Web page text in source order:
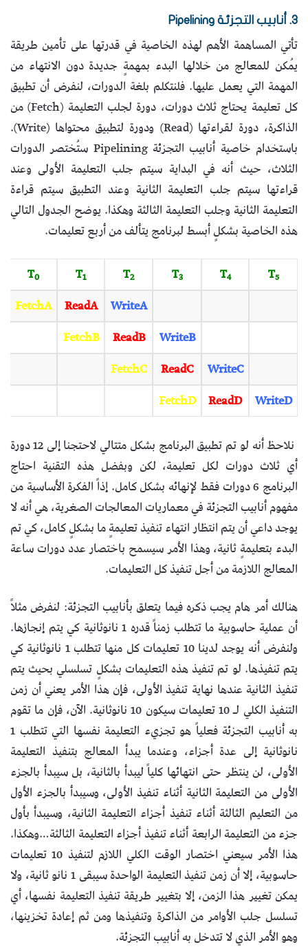
3. أنابيب التجزئة Pipelining
تأتي المساهمة الأهم لهذه الخاصية في قدرتها على تأمين طريقة
يُمكن للمعالج من خلالها البدء بمهمةٍ جديدة دون الانتهاء من
المهمة التي يعمل عليها. فلنتكلم بلغة الدورات، لنفرض أن تطبيق
كل تعليمة يحتاج ثلاث دورات، دورة لجلب التعليمة (Fetch) من
الذاكرة، دورة لقراءتها (Read) ودورة لتطبيق محتواها (Write).
باستخدام خاصية أنابيب التجزئة Pipelining ستُختصر الدورات
الثلاث، حيث أنه في البداية سيتم جلب التعليمة الأولى وعند
قراءتها سيتم جلب التعليمة الثانية وعند التطبيق سيتم قراءة
التعليمة الثانية وجلب التعليمة الثالثة وهكذا. يوضح الجدول التالي
هذه الخاصية بشكلٍ أبسط لبرنامج يتألف من أربع تعليمات.
T5
T4
T3
T2
T1
T0
WriteA
ReadA
FetchA
WriteB
ReadB
FetchB
WriteC
ReadC
FetchC
WriteD
ReadD
FetchD
نلاحظ أنه لو تم تطبيق البرنامج بشكل متتالي لاحتجنا إلى 12 دورة
أي ثلاث دورات لكل تعليمة، لكن وبفضل هذه التقنية احتاج
البرنامج 6 دورات فقط لإنهائه بشكل كامل. إذاً الفكرة الأساسية من
مفهوم أنابيب التجزئة في معماريات المعالجات الصغرية، هي أنه لا
يوجد داعي أن يتم انتظار انتهاء تنفيذ تعليمةٍ ما بشكلٍ كامل، كي تم
البدء بتعليمةٍ ثانية، وهذا الأمر سيسمح باختصار عدد دورات ساعة
المعالج اللازمة من أجل تنفيذ كل التعليمات.
هنالك أمر هام يجب ذكره فيما يتعلق بأنابيب التجزئة: لنفرض مثلاً
أن عملية حاسوبية ما تتطلب زمناً قدره 1 نانوثانية كي يتم إنجازها.
ولنفرض أنه يوجد لدينا 10 تعليمات كل منها تتطلب 1 نانوثانية كي
يتم تنفيذها. لو تم تنفيذ هذه التعليمات بشكلٍ تسلسلي بحيث يتم
تنفيذ الثانية عندها نهاية تنفيذ الأولى، فإن هذا الأمر يعني أن زمن
التنفيذ الكلي لـ 10 تعليمات سيكون 10 نانوثانية. الآن، فإن ما تقوم
به أنابيب التجزئة فعلياً هو تجزيء التعليمة نفسها التي تتطلب 1
نانوثانية إلى عدة أجزاء، وعندما يبدأ المعالج بتنفيذ التعليمة
الأولى، لن ينتظر حتى انتهائها كلياً ليبدأ بالثانية، بل سيبدأ بالجزء
الأولى من التعليمة الثانية أثناء تنفيذ الأولى، وسيبدأ بالجزء الأول
من التعليم الثالثة أثناء تنفيذ أجزاء التعليمة الثانية، وسيبدأ بأول
جزء من التعليمة الرابعة أثناء تنفيذ أجزاء التعليمة الثالثة…وهكذا.
هذا الأمر سيعني اختصار الوقت الكلي اللازم لتنفيذ 10 تعليمات
حاسوبية، إلا أن زمن تنفيذ التعليمة الواحدة سيبقى 1 نانو ثانية، ولا
يمكن تغيير هذا الزمن، إلا بتغيير طريقة تنفيذ التعليمة نفسها، أي
تسلسل جلب الأوامر من الذاكرة وتنفيذها ومن ثم إعادة تخزينها،
وهو الأمر الذي لا تتدخل به أنابيب التجزئة.